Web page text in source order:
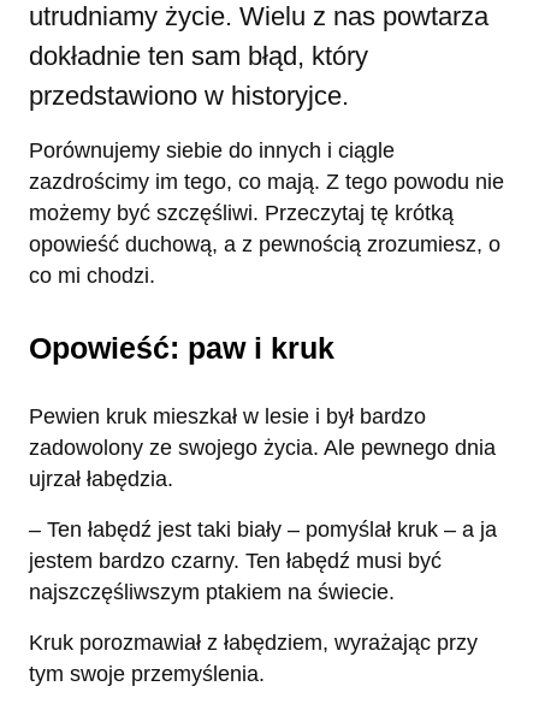
utrudniamy życie. Wielu z nas powtarza
dokładnie ten sam błąd, który
przedstawiono w historyjce.
Porównujemy siebie do innych i ciągle
zazdrościmy im tego, co mają. Z tego powodu nie
możemy być szczęśliwi. Przeczytaj tę krótką
opowieść duchową, a z pewnością zrozumiesz, o
co mi chodzi.
Opowieść: paw i kruk
Pewien kruk mieszkał w lesie i był bardzo
zadowolony ze swojego życia. Ale pewnego dnia
ujrzał łabędzia.
– Ten łabędź jest taki biały – pomyślał kruk – a ja
jestem bardzo czarny. Ten łabędź musi być
najszczęśliwszym ptakiem na świecie.
Kruk porozmawiał z łabędziem, wyrażając przy
tym swoje przemyślenia.